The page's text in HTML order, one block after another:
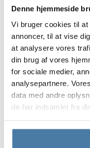
Denne hjemmeside
Vi bruger cookies til
annoncer, til at vise
at analysere vores
din brug af vores
for sociale medier,
analysepartnere.
data med andre
de har indsamlet fra